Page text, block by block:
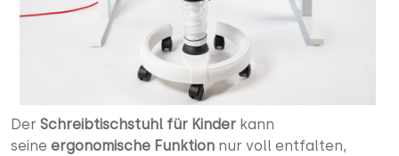
Der Schreibtischstuhl für Kinder kann
seine ergonomische Funktion nur voll entfalten,